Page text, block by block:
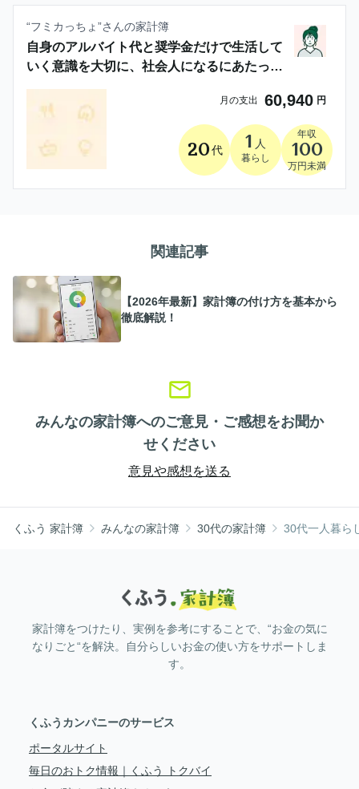
“フミカっちょ ”さんの家計簿
自身のアルバイト代と奨学金だけで生活して
いく意識を大切に、社会人になるにあたって
す！
月の支出 60,940 円
20代 1 人
暮らし
年収
100
万円未満
関連記事
【2026年最新】家計簿の付け方を基本から
徹底解説！
みんなの家計簿へのご意見・ご感想をお聞か
せください
意見や感想を送る
くふう 家計簿 みんなの家計簿 30代の家計簿 30代一人暮ら
家計簿をつけたり、実例を参考にすることで、“お金の気に
なりごと“を解決。自分らしいお金の使い方をサポートしま
す。
くふうカンパニーのサービス
ポータルサイト
毎日のおトク情報｜くふう トクバイ